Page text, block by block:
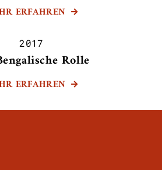
ERFAHREN 
2017
Rolle
ERFAHREN 